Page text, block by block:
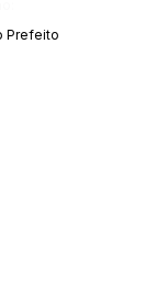
Prefeito